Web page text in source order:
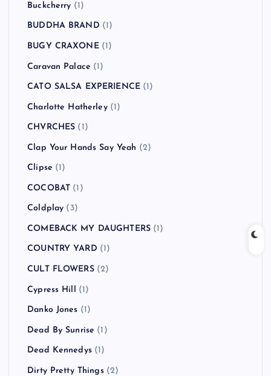
Buckcherry (1)
BUDDHA BRAND (1)
BUGY CRAXONE(1)
Caravan Palace (1)
CATO SALSA EXPERIENCE (1)
Charlotte Hatherley(1)
CHVRCHES (1)
Clap Your Hands Say Yeah (2)
Clipse (1)
COCOBAT (1)
Coldplay (3)
COMEBACK MY DAUGHTERS (1)
COUNTRY YARD (1)
CULT FLOWERS(2)
Cypress Hill (1)
Danko Jones (1)
Dead By Sunrise (1)
Dead Kennedys(1)
Dirty Pretty Things(2)